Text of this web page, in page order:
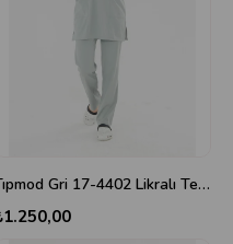
Tıpmod Gri 17-4402 Likralı Tesettür Scrubs Takım